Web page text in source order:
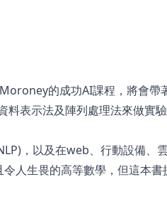
的成功AI課程，將會帶
表示法及陣列處理法來做實驗
，以及在web、行動設備、
人生畏的高等數學，但這本書